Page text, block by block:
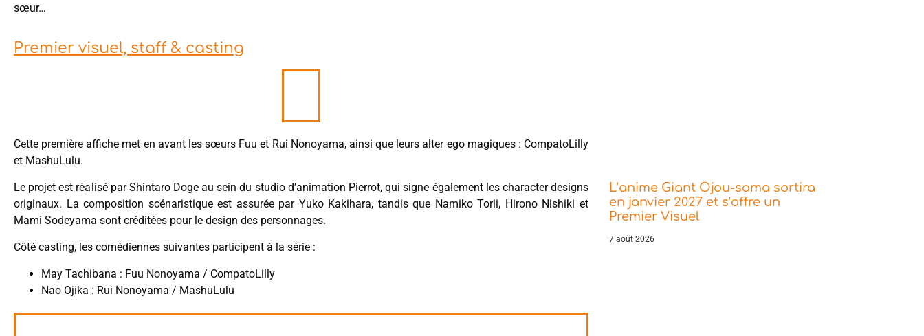
sœur…
Premier visuel, staff & casting
Cette première affiche met en avant les sœurs Fuu et Rui Nonoyama, ainsi que leurs alter ego magiques : CompatoLilly
et MashuLulu.
Le projet est réalisé par Shintaro Doge au sein du studio d’animation Pierrot, qui signe également les character designs
originaux. La composition scénaristique est assurée par Yuko Kakihara, tandis que Namiko Torii, Hirono Nishiki et
Mami Sodeyama sont créditées pour le design des personnages.
Côté casting, les comédiennes suivantes participent à la série :
May Tachibana : Fuu Nonoyama / CompatoLilly
Nao Ojika : Rui Nonoyama / MashuLulu
L’anime Giant Ojou-sama sortira
en janvier 2027 et s’offre un
Premier Visuel
7 août 2026